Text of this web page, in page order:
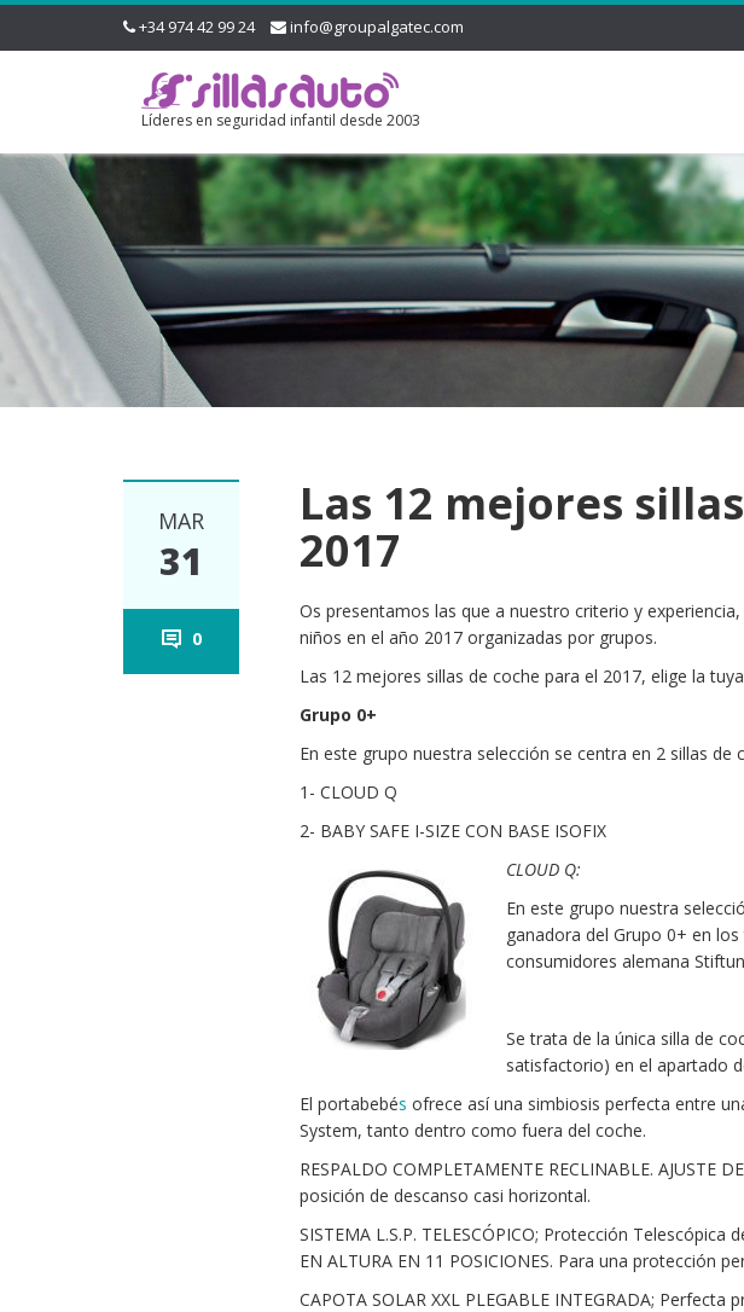
+34 974 42 99 24 info@groupalgatec.com
Líderes en seguridad infantil desde 2003
MAR
31
0
Las 12 mejores
2017
Os presentamos las que a nuestro criterio y
niños en el año 2017 organizadas por grupos.
Las 12 mejores sillas de coche para el 2017, elige la
Grupo 0+
En este grupo nuestra selección se centra en 2 sillas de
1- CLOUD Q
2- BABY SAFE I-SIZE CON BASE ISOFIX
CLOUD Q:
En este grupo nuestra
ganadora del Grupo 0+ en
consumidores alemana
Se trata de la única silla de
satisfactorio) en el apartado
El portabebés ofrece así una simbiosis perfecta entre
System, tanto dentro como fuera del coche.
RESPALDO COMPLETAMENTE RECLINABLE. AJUSTE
posición de descanso casi horizontal.
SISTEMA L.S.P. TELESCÓPICO; Protección Telescópica
EN ALTURA EN 11 POSICIONES. Para una protección
CAPOTA SOLAR XXL PLEGABLE INTEGRADA;